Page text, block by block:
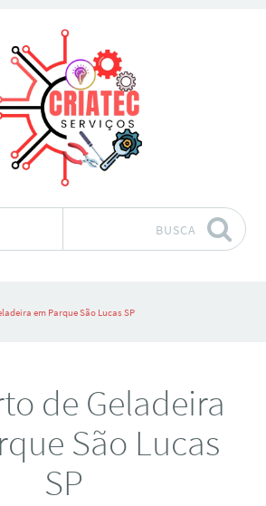
BUSCA
em Parque São Lucas SP
de Geladeira
São Lucas
SP